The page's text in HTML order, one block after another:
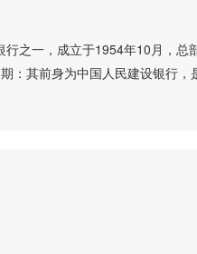
之一，成立于1954年10月，总
：其前身为中国人民建设银行，